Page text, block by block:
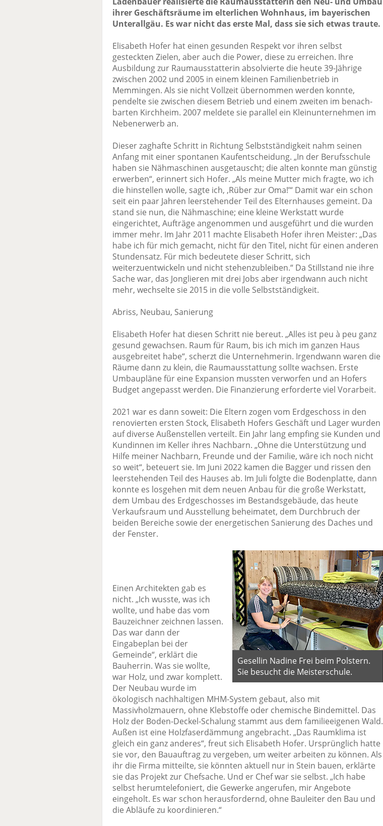
ihrer Geschäftsräume im elterlichen Wohnhaus, im bayerischen
Unterallgäu. Es war nicht das erste Mal, dass sie sich etwas traute.
Elisabeth Hofer hat einen gesunden Respekt vor ihren selbst
gesteckten Zielen, aber auch die Power, diese zu erreichen. Ihre
Ausbildung zur Raumausstatterin absolvierte die heute 39-Jährige
zwischen 2002 und 2005 in einem kleinen Familienbetrieb in
Memmingen. Als sie nicht Vollzeit übernommen werden konnte,
pendelte sie zwischen diesem Betrieb und einem zweiten im benach­
barten Kirchheim. 2007 meldete sie parallel ein Kleinunternehmen im
Nebenerwerb an.
Dieser zaghafte Schritt in Richtung Selbstständigkeit nahm seinen
Anfang mit einer spontanen Kaufentscheidung. „In der Berufsschule
haben sie Nähmaschinen ausgetauscht; die alten konnte man günstig
erwerben“, erinnert sich Hofer. „Als meine Mutter mich fragte, wo ich
die hinstellen wolle, sagte ich, ,Rüber zur Oma!’“ Damit war ein schon
seit ein paar Jahren leerstehender Teil des Elternhauses gemeint. Da
stand sie nun, die Nähmaschine; eine kleine Werkstatt wurde
eingerichtet, Aufträge angenommen und ausgeführt und die wurden
immer mehr. Im Jahr 2011 machte Elisabeth Hofer ihren Meister: „Das
habe ich für mich gemacht, nicht für den Titel, nicht für einen anderen
Stundensatz. Für mich bedeutete dieser Schritt, sich
weiterzuentwickeln und nicht stehenzubleiben.“ Da Stillstand nie ihre
Sache war, das Jonglieren mit drei Jobs aber irgendwann auch nicht
mehr, wechselte sie 2015 in die volle Selbstständigkeit.
Abriss, Neubau, Sanierung
Elisabeth Hofer hat diesen Schritt nie bereut. „Alles ist peu à peu ganz
gesund gewachsen. Raum für Raum, bis ich mich im ganzen Haus
ausgebreitet habe“, scherzt die Unter­nehmerin. Irgendwann waren die
Räume dann zu klein, die Raumausstattung sollte wachsen. Erste
Umbaupläne für eine Expansion mussten verworfen und an Hofers
Budget angepasst werden. Die Finanzierung erforderte viel Vorarbeit.
2021 war es dann soweit: Die Eltern zogen vom Erdgeschoss in den
renovierten ersten Stock, Elisabeth Hofers Geschäft und Lager wurden
auf diverse Außenstellen verteilt. Ein Jahr lang empfing sie Kunden und
Kundinnen im Keller ihres Nachbarn. „Ohne die Unterstützung und
Hilfe meiner Nachbarn, Freunde und der Familie, wäre ich noch nicht
so weit“, beteuert sie. Im Juni 2022 kamen die Bagger und rissen den
leerstehenden Teil des Hauses ab. Im Juli folgte die Bodenplatte, dann
konnte es losgehen mit dem neuen Anbau für die große Werkstatt,
dem Umbau des Erdgeschosses im Bestandsgebäude, das heute
Verkaufsraum und Ausstellung beheimatet, dem Durchbruch der
beiden Bereiche sowie der energetischen Sanierung des Daches und
der Fenster.
Gesellin Nadine Frei beim Polstern.
Sie besucht die Meisterschule.
Einen Architekten gab es
nicht. „Ich wusste, was ich
wollte, und habe das vom
Bauzeichner zeichnen lassen.
Das war dann der
Eingabeplan bei der
Gemeinde“, erklärt die
Bauherrin. Was sie wollte,
war Holz, und zwar komplett.
Der Neubau wurde im
ökologisch nachhaltigen MHM-System gebaut, also mit
Massivholzmauern, ohne Klebstoffe oder chemische Bindemittel. Das
Holz der Boden-Deckel-Schalung stammt aus dem familieeigenen Wald.
Außen ist eine Holzfaserdämmung angebracht. „Das Raumklima ist
gleich ein ganz anderes“, freut sich Elisabeth Hofer. Ursprünglich hatte
sie vor, den Bauauftrag zu vergeben, um weiter arbeiten zu können. Als
ihr die Firma mitteilte, sie könnten aktuell nur in Stein bauen, erklärte
sie das Projekt zur Chefsache. Und er Chef war sie selbst. „Ich habe
selbst herumtelefoniert, die Gewerke angerufen, mir Angebote
eingeholt. Es war schon herausfordernd, ohne Bauleiter den Bau und
die Abläufe zu koordinieren.“